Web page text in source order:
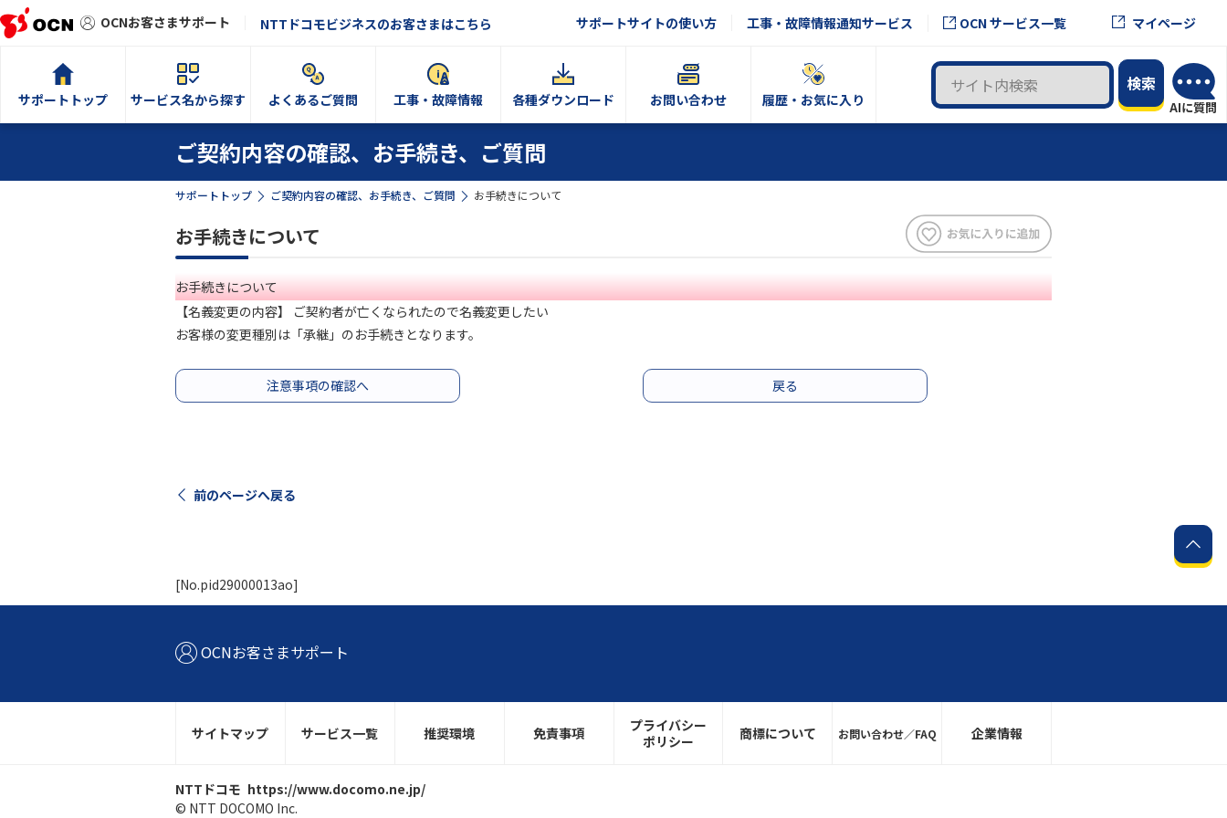
OCNお客さまサポート NTTドコモビジネスのお客さまはこちら サポートサイトの使い方 工事・故障情報通知サービス OCN サービス一覧 マイページ
サポートトップ サービス名から探す よくあるご質問 工事・故障情報 各種ダウンロード お問い合わせ 履歴・お気に入り
ご契約内容の確認、お手続き、ご質問
サポートトップ ご契約内容の確認、お手続き、ご質問 お手続きについて
お手続きについて
お手続きについて
【名義変更の内容】 ご契約者が亡くなられたので名義変更したい
お客様の変更種別は「承継」のお手続きとなります。
注意事項の確認へ 戻る
前のページへ戻る
[No.pid29000013ao]
OCNお客さまサポート
サイトマップ サービス一覧 推奨環境 免責事項
プライバシー
ポリシー
商標について お問い合わせ／FAQ 企業情報
NTTドコモ https://www.docomo.ne.jp/
© NTT DOCOMO Inc.